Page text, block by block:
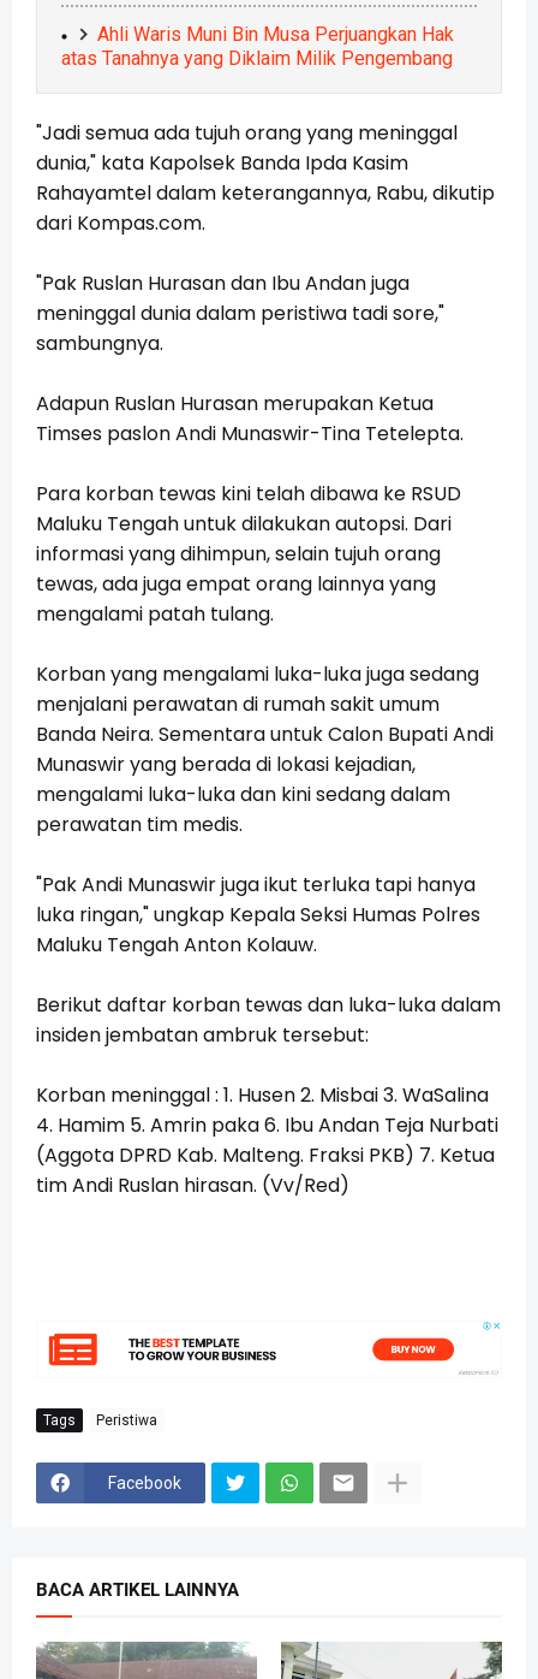
Ahli Waris Muni Bin Musa Perjuangkan Hak
atas Tanahnya yang Diklaim Milik Pengembang
"Jadi semua ada tujuh orang yang meninggal
dunia," kata Kapolsek Banda Ipda Kasim
Rahayamtel dalam keterangannya, Rabu, dikutip
dari Kompas.com.
"Pak Ruslan Hurasan dan Ibu Andan juga
meninggal dunia dalam peristiwa tadi sore,"
sambungnya.
Adapun Ruslan Hurasan merupakan Ketua
Timses paslon Andi Munaswir-Tina Tetelepta.
Para korban tewas kini telah dibawa ke RSUD
Maluku Tengah untuk dilakukan autopsi. Dari
informasi yang dihimpun, selain tujuh orang
tewas, ada juga empat orang lainnya yang
mengalami patah tulang.
Korban yang mengalami luka-luka juga sedang
menjalani perawatan di rumah sakit umum
Banda Neira. Sementara untuk Calon Bupati Andi
Munaswir yang berada di lokasi kejadian,
mengalami luka-luka dan kini sedang dalam
perawatan tim medis.
"Pak Andi Munaswir juga ikut terluka tapi hanya
luka ringan," ungkap Kepala Seksi Humas Polres
Maluku Tengah Anton Kolauw.
Berikut daftar korban tewas dan luka-luka dalam
insiden jembatan ambruk tersebut:
Korban meninggal : 1. Husen 2. Misbai 3. WaSalina
4. Hamim 5. Amrin paka 6. Ibu Andan Teja Nurbati
(Aggota DPRD Kab. Malteng. Fraksi PKB) 7. Ketua
tim Andi Ruslan hirasan. (Vv/Red)
Tags Peristiwa
Facebook
BACA ARTIKEL LAINNYA